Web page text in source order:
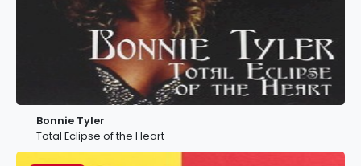
Bonnie Tyler
Total Eclipse of the Heart